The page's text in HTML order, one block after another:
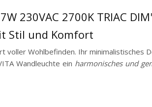
230VAC 2700K TRIAC
Stil und Komfort
Wohlbefinden. Ihr minimalistisches
Wandleuchte ein harmonisches und